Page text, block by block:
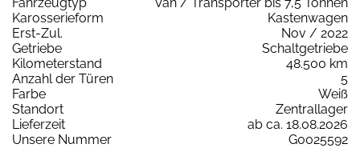
Karosserieform
Kastenwagen
Erst-Zul.
Nov / 2022
Getriebe
Schaltgetriebe
Kilometerstand
48.500 km
Anzahl der Türen
5
Farbe
Weiß
Standort
Zentrallager
Lieferzeit
ab ca. 18.08.2026
Unsere Nummer
G0025592